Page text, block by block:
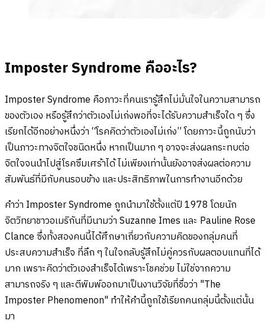
Imposter Syndrome คืออะไร?
Imposter Syndrome คือภาวะที่คนเรารู้สึกไม่มั่นใจในความสามารถ
ของตัวเอง หรือรู้สึกว่าตัวเองไม่เก่งพอที่จะได้รับความสำเร็จใด ๆ ซึ่ง
เรียกได้อีกอย่างหนึ่งว่า “โรคคิดว่าตัวเองไม่เก่ง” โดยภาวะนี้ถูกนับว่า
เป็นภาวะทางจิตใจชนิดหนึ่ง หากเป็นมาก ๆ อาจจะส่งผลกระทบต่อ
จิตใจจนนำไปสู่โรคซึมเศร้าได้ ไม่เพียงเท่านั้นยังอาจส่งผลต่อความ
สัมพันธ์ที่มีกับคนรอบข้าง และประสิทธิภาพในการทำงานอีกด้วย
คำว่า Imposter Syndrome ถูกนำมาใช้ตั้งแต่ปี 1978 โดยนัก
จิตวิทยาชาวอเมริกันที่มีนามว่า Suzanne Imes และ Pauline Rose
Clance ซึ่งทั้งสองคนนี้ได้ศึกษาเกี่ยวกับความคิดของกลุ่มคนที่
ประสบความสำเร็จ ที่ลึก ๆ ในใจกลับรู้สึกไม่คู่ควรกับผลตอบแทนที่ได้
มาก เพราะคิดว่าตัวเองสำเร็จได้เพราะโชคช่วย ไม่ใช่จากความ
สามารถจริง ๆ และตีพิมพ์ออกมาเป็นงานวิจัยที่ชื่อว่า "The
Imposter Phenomenon" ทำให้คำนี้ถูกใช้เรียกคนกลุ่มนี้ตั้งแต่นั้น
มา